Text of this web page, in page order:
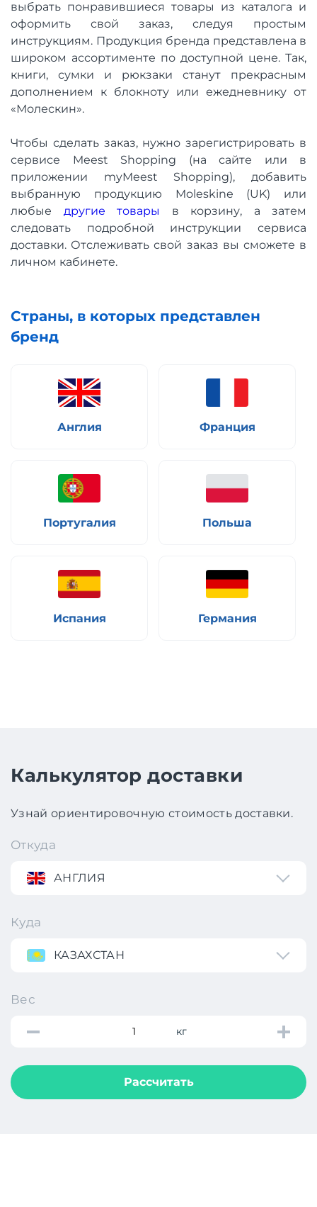
выбрать понравившиеся товары из каталога и
оформить свой заказ, следуя простым
инструкциям. Продукция бренда представлена в
широком ассортименте по доступной цене. Так,
книги, сумки и рюкзаки станут прекрасным
дополнением к блокноту или ежедневнику от
«Молескин».
Чтобы сделать заказ, нужно зарегистрировать в
сервисе Meest Shopping (на сайте или в
приложении myMeest Shopping), добавить
выбранную продукцию Moleskine (UK) или
любые другие товары
в корзину, а затем
следовать подробной инструкции сервиса
доставки. Отслеживать свой заказ вы сможете в
личном кабинете.
Страны, в которых представлен
бренд
Англия Франция
Португалия Польша
Испания Германия
Калькулятор доставки
Узнай ориентировочную стоимость доставки.
Откуда
АНГЛИЯ
Куда
КАЗАХСТАН
Вес
кг
Рассчитать